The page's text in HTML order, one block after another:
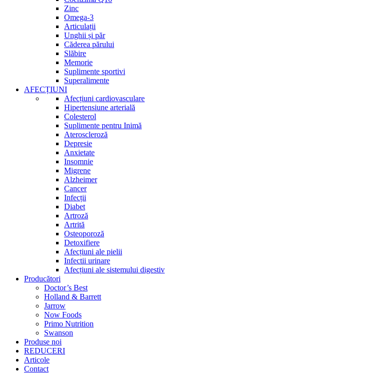
Zinc
Omega-3
Articulații
Unghii și păr
Căderea părului
Slăbire
Memorie
Suplimente sportivi
Superalimente
AFECȚIUNI
Afecțiuni cardiovasculare
Hipertensiune arterială
Colesterol
Suplimente pentru Inimă
Ateroscleroză
Depresie
Anxietate
Insomnie
Migrene
Alzheimer
Cancer
Infecții
Diabet
Artroză
Artrită
Osteoporoză
Detoxifiere
Afecțiuni ale pielii
Infectii urinare
Afecțiuni ale sistemului digestiv
Producători
Doctor’s Best
Holland & Barrett
Jarrow
Now Foods
Primo Nutrition
Swanson
Produse noi
REDUCERI
Articole
Contact